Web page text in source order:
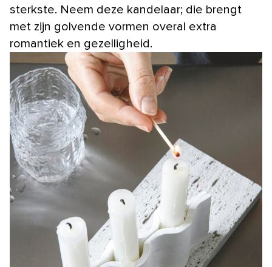
sterkste. Neem deze kandelaar; die brengt
met zijn golvende vormen overal extra
romantiek en gezelligheid.